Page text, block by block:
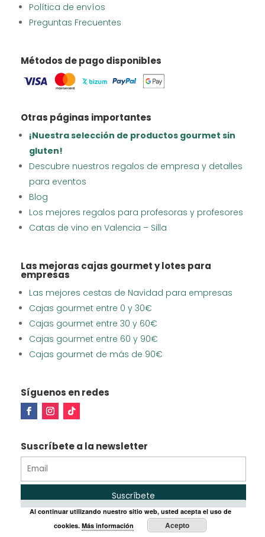
Política de envíos
Preguntas Frecuentes
Métodos de pago disponibles
Otras páginas importantes
¡Nuestra selección de productos gourmet sin
gluten!
Descubre nuestros regalos de empresa y detalles
para eventos
Blog
Los mejores regalos para profesoras y profesores
Catas de vino en Valencia – Silla
Las mejoras cajas gourmet y lotes para
empresas
Las mejores cestas de Navidad para empresas
Cajas gourmet entre 0 y 30€
Cajas gourmet entre 30 y 60€
Cajas gourmet entre 60 y 90€
Cajas gourmet de más de 90€
Síguenos en redes
Suscríbete a la newsletter
Al continuar utilizando nuestro sitio web, usted acepta el uso de
cookies.Más información Acepto